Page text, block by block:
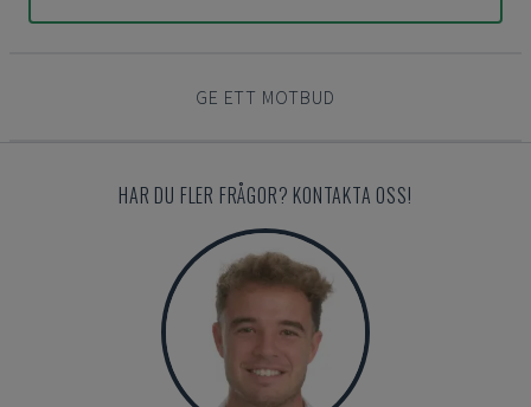
GE ETT MOTBUD
HAR DU FLER FRÅGOR? KONTAKTA OSS!